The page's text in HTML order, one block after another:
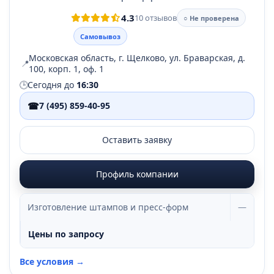
4.310 отзывов
○ Не проверена
Самовывоз
📍Московская область, г. Щелково, ул. Браварская, д.
100, корп. 1, оф. 1
🕒Сегодня до 16:30
☎7 (495) 859-40-95
Оставить заявку
Профиль компании
Изготовление штампов и пресс-форм —
Цены по запросу
Все условия →